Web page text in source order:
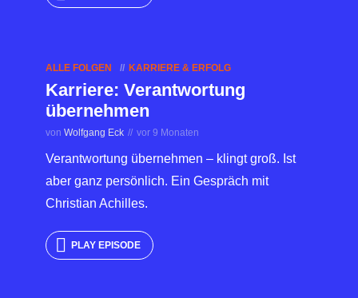
ALLE FOLGEN KARRIERE & ERFOLG
Karriere: Verantwortung
übernehmen
von Wolfgang Eck vor 9 Monaten
Verantwortung übernehmen – klingt groß. Ist
aber ganz persönlich. Ein Gespräch mit
Christian Achilles.
PLAY EPISODE